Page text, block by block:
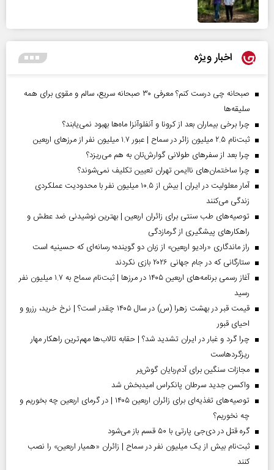
اخبار ویژه
صبحانه چی درست کنم؟ معرفی ۳۰ صبحانه سریع، سالم و مقوی برای همه
سلیقه‌ها
چرا برخی بیماران بعد از کرونا و آنفلوآنزا ماه‌ها بهبود نمی‌یابند؟
ثبت‌نام ۲.۵ میلیون زائر در سماح | عبور ۱.۷ میلیون نفر از مرز‌های اربعین
چرا بعد از سفرهای طولانی گوارش‌تان به هم می‌ریزد؟
چرا ساختمان‌های ناایمن تهران تعیین تکلیف نمی‌شوند؟
آمار معلولیت در ایران | بیش از ۱۰.۵ میلیون نفر با محدودیت عملکردی
زندگی می‌کنند
توصیه‌های طب سنتی برای زائران اربعین | بهترین نوشیدنی ضد عطش و
راهکارهای پیشگیری از گرمازدگی
راز ماندگاری «رادیو اربعین» از زبان دو گوینده؛ رسانه‌ای که حسینیه است
ستارگانی که در جام جهانی ۲۰۲۶ بازی نکردند
آغاز رسمی برنامه‌های اربعین ۱۴۰۵ در مرز‌ها | ثبت‌نام سماح به ۱.۷ میلیون نفر
رسید
قیمت قبر در بهشت زهرا (س) در سال ۱۴۰۵ چقدر است؟ | نرخ خرید، رزرو و
احیای قبور
چرا گرد و غبار در ایران تشدید شد؟ | حقابه تالاب‌ها مهم‌ترین راهکار مهار
ریزگردهاست
مجازات سنگین برای آدم‌ربایان گوش‌بر
واکسن جدید سرطان پانکراس امیدبخش شد
توصیه‌های تغذیه‌ای برای زائران اربعین ۱۴۰۵ | در گرمای اربعین چه بخوریم و
چه نخوریم؟
گره قتل در دی‌جی پارتی با ۵۰ قسم باز می‌شود
ثبت‌نام بیش از یک میلیون نفر در سماح | زائران «همیار اربعین» را نصب
کنند